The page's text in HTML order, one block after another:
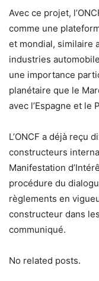
Avec ce projet,
comme une
et mondial, similaire
industries
une importance
planétaire que le
avec l’Espagne et le
L’ONCF a déjà reçu
constructeurs
Manifestation
procédure du
règlements en
constructeur dans
communiqué.
No related posts.